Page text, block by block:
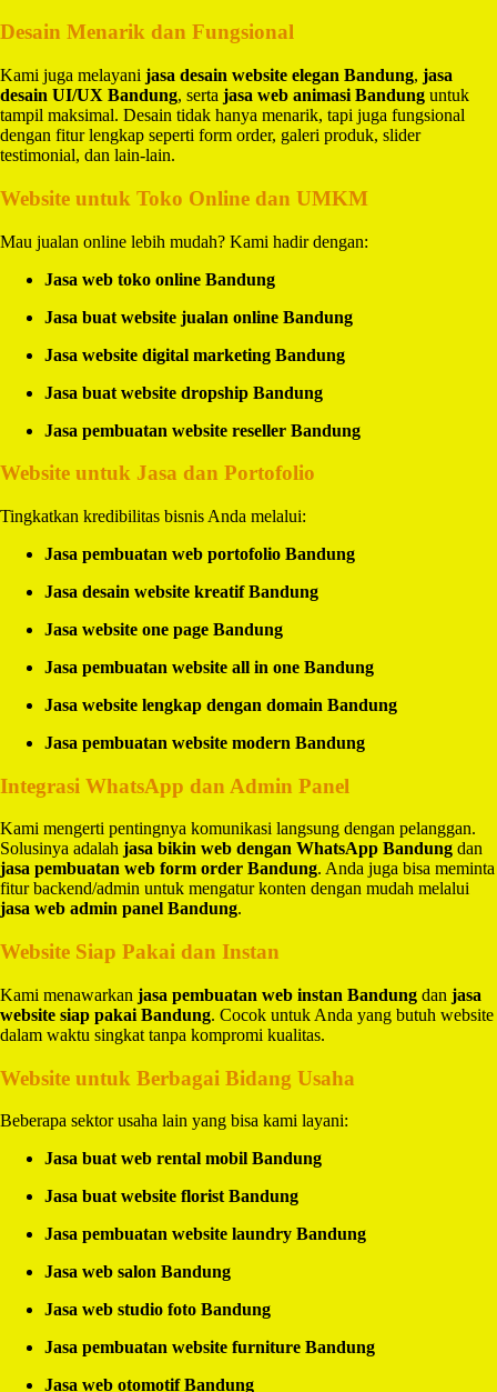
Desain Menarik dan Fungsional
Kami juga melayani jasa desain website elegan Bandung, jasa
desain UI/UX Bandung, serta jasa web animasi Bandung untuk
tampil maksimal. Desain tidak hanya menarik, tapi juga fungsional
dengan fitur lengkap seperti form order, galeri produk, slider
testimonial, dan lain-lain.
Website untuk Toko Online dan UMKM
Mau jualan online lebih mudah? Kami hadir dengan:
Jasa web toko online Bandung
Jasa buat website jualan online Bandung
Jasa website digital marketing Bandung
Jasa buat website dropship Bandung
Jasa pembuatan website reseller Bandung
Website untuk Jasa dan Portofolio
Tingkatkan kredibilitas bisnis Anda melalui:
Jasa pembuatan web portofolio Bandung
Jasa desain website kreatif Bandung
Jasa website one page Bandung
Jasa pembuatan website all in one Bandung
Jasa website lengkap dengan domain Bandung
Jasa pembuatan website modern Bandung
Integrasi WhatsApp dan Admin Panel
Kami mengerti pentingnya komunikasi langsung dengan pelanggan.
Solusinya adalah jasa bikin web dengan WhatsApp Bandung dan
jasa pembuatan web form order Bandung. Anda juga bisa meminta
fitur backend/admin untuk mengatur konten dengan mudah melalui
jasa web admin panel Bandung.
Website Siap Pakai dan Instan
Kami menawarkan jasa pembuatan web instan Bandung dan jasa
website siap pakai Bandung. Cocok untuk Anda yang butuh website
dalam waktu singkat tanpa kompromi kualitas.
Website untuk Berbagai Bidang Usaha
Beberapa sektor usaha lain yang bisa kami layani:
Jasa buat web rental mobil Bandung
Jasa buat website florist Bandung
Jasa pembuatan website laundry Bandung
Jasa web salon Bandung
Jasa web studio foto Bandung
Jasa pembuatan website furniture Bandung
Jasa web otomotif Bandung